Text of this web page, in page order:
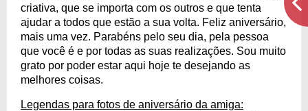
criativa, que se importa com os outros e que tenta
ajudar a todos que estão a sua volta. Feliz aniversário,
mais uma vez. Parabéns pelo seu dia, pela pessoa
que você é e por todas as suas realizações. Sou muito
grato por poder estar aqui hoje te desejando as
melhores coisas.
Legendas para fotos de aniversário da amiga: